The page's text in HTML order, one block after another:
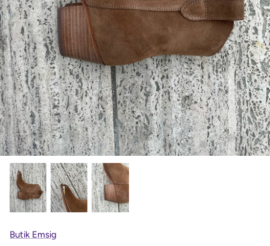
Butik Emsig